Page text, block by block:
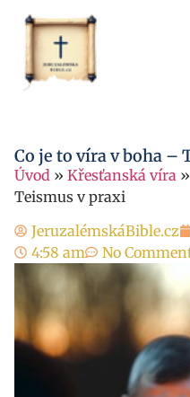
Co je to víra v boha –
Úvod » Křesťanská víra »
Teismus v praxi
JeruzalémskáBible.cz
4:58 am
No